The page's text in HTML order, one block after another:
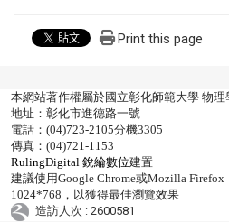
Print this page
本網站著作權屬於國立彰化師範大學 物
地址：彰化市進德路一號
電話：(04)723-2105分機3305
傳真：(04)721-1153
RulingDigital 銳綸數位建置
建議使用Google Chrome或Mozilla
1024*768，以獲得最佳瀏覽效果
造訪人次 : 2600581